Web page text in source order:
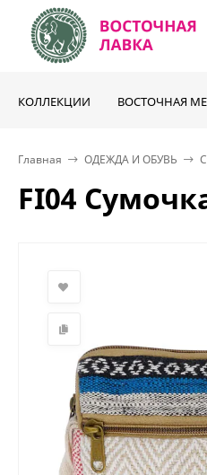
КОЛЛЕКЦИИ ВОСТОЧНАЯ
Главная ОДЕЖДА И ОБУВЬ
FI04